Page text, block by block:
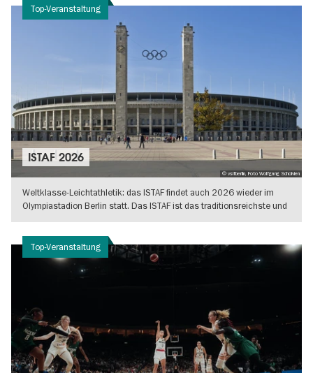
Top-Veranstaltung
© vsitberlin, Foto Wolfgang Scholvien
ISTAF 2026
Weltklasse-Leichtathletik: das ISTAF findet auch 2026 wieder im
Olympiastadion Berlin statt. Das ISTAF ist das traditionsreichste und
Top-Veranstaltung